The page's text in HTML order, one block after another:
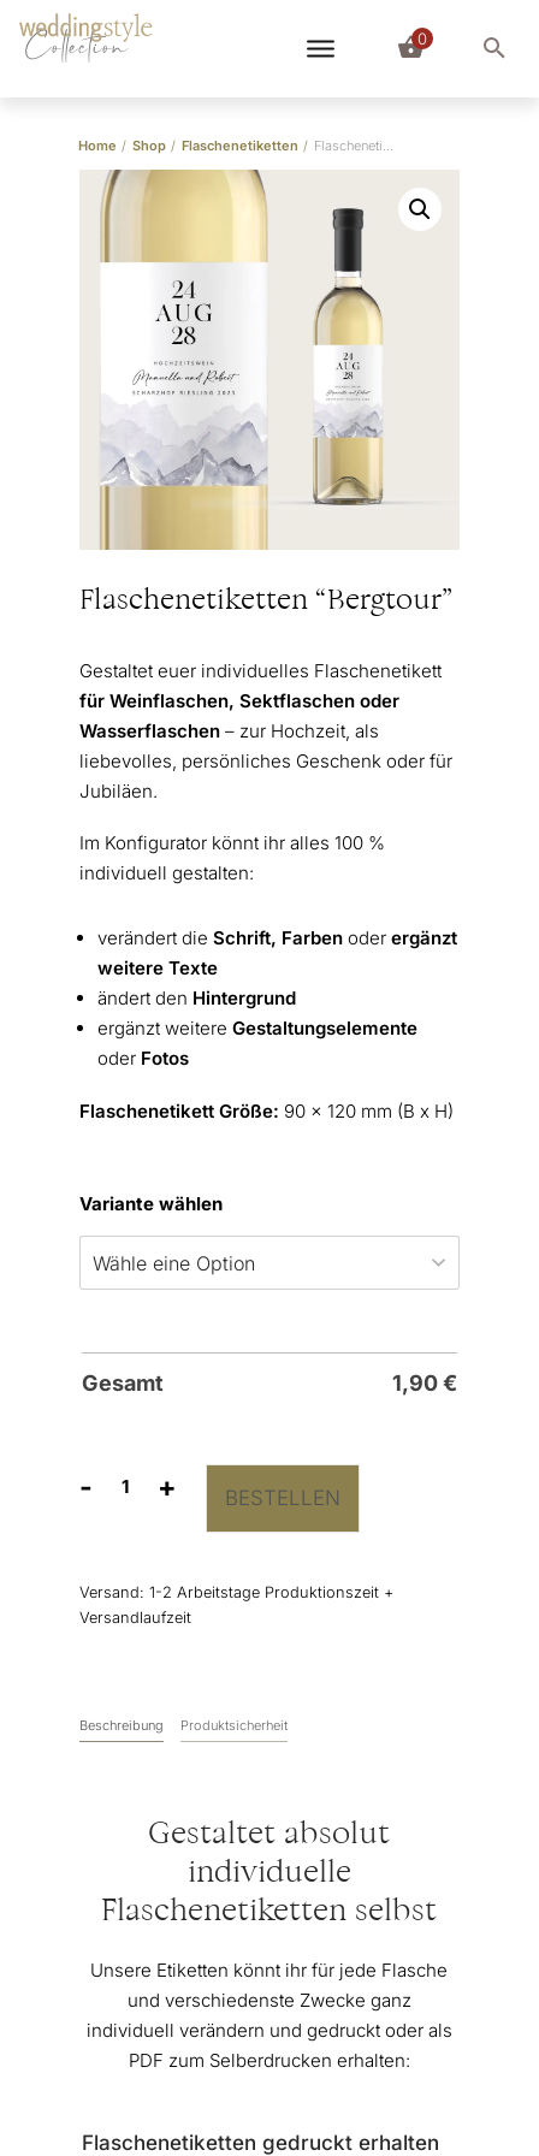
Collection 0
Home / Shop / Flaschenetiketten / Flaschenetiketten “Bergtour”
Flaschenetiketten “Bergtour”
Gestaltet euer individuelles Flaschenetikett
für Weinflaschen, Sektflaschen oder
Wasserflaschen– zur Hochzeit, als
liebevolles, persönliches Geschenk oder für
Jubiläen.
Im Konfigurator könnt ihr alles 100 %
individuell gestalten:
verändert die Schrift, Farbenoder ergänzt
weitere Texte
ändert den Hintergrund
ergänzt weitere Gestaltungselemente
oder Fotos
Flaschenetikett Größe: 90 x 120 mm (B x H)
Variante wählen
Gesamt 1,90€
-
Flaschenetiketten
+ BESTELLEN
Versand: 1-2 Arbeitstage Produktionszeit +
Versandlaufzeit
Beschreibung Produktsicherheit
Gestaltet absolut
individuelle
Flaschenetiketten selbst
Unsere Etiketten könnt ihr für jede Flasche
und verschiedenste Zwecke ganz
individuell verändern und gedruckt oder als
PDF zum Selberdrucken erhalten:
Flaschenetiketten gedruckt erhalten